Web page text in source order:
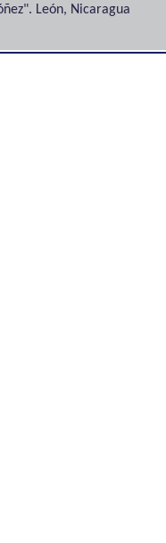
León, Nicaragua